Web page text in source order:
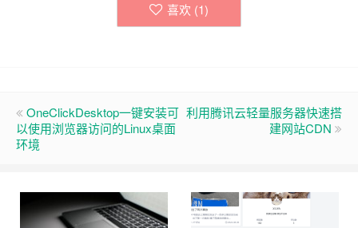
喜欢 (1)
OneClickDesktop一键安装可
以使用浏览器访问的Linux桌面
环境
利用腾讯云轻量服务器快速搭
建网站CDN